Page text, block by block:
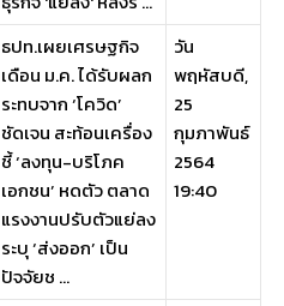
ธปท.เผยเศรษฐกิจ
เดือน ม.ค. ได้รับผลก
ระทบจาก ‘โควิด’
ชัดเจน สะท้อนเครื่อง
ชี้ ‘ลงทุน-บริโภค
เอกชน’ หดตัว ตลาด
แรงงานปรับตัวแย่ลง
ระบุ ‘ส่งออก’ เป็น
ปัจจัยช ...
วัน
พฤหัสบดี,
25
กุมภาพันธ์
2564
19:40